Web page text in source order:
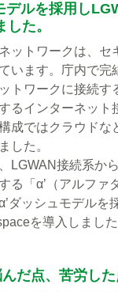
デルを採用し
た。
ットワークは、
います。庁内で
トワークに接続
るインターネッ
成ではクラウド
した。
LGWAN接続系か
る「α’（アルフ
ダッシュモデルを
を導入しました
だ点、苦労し